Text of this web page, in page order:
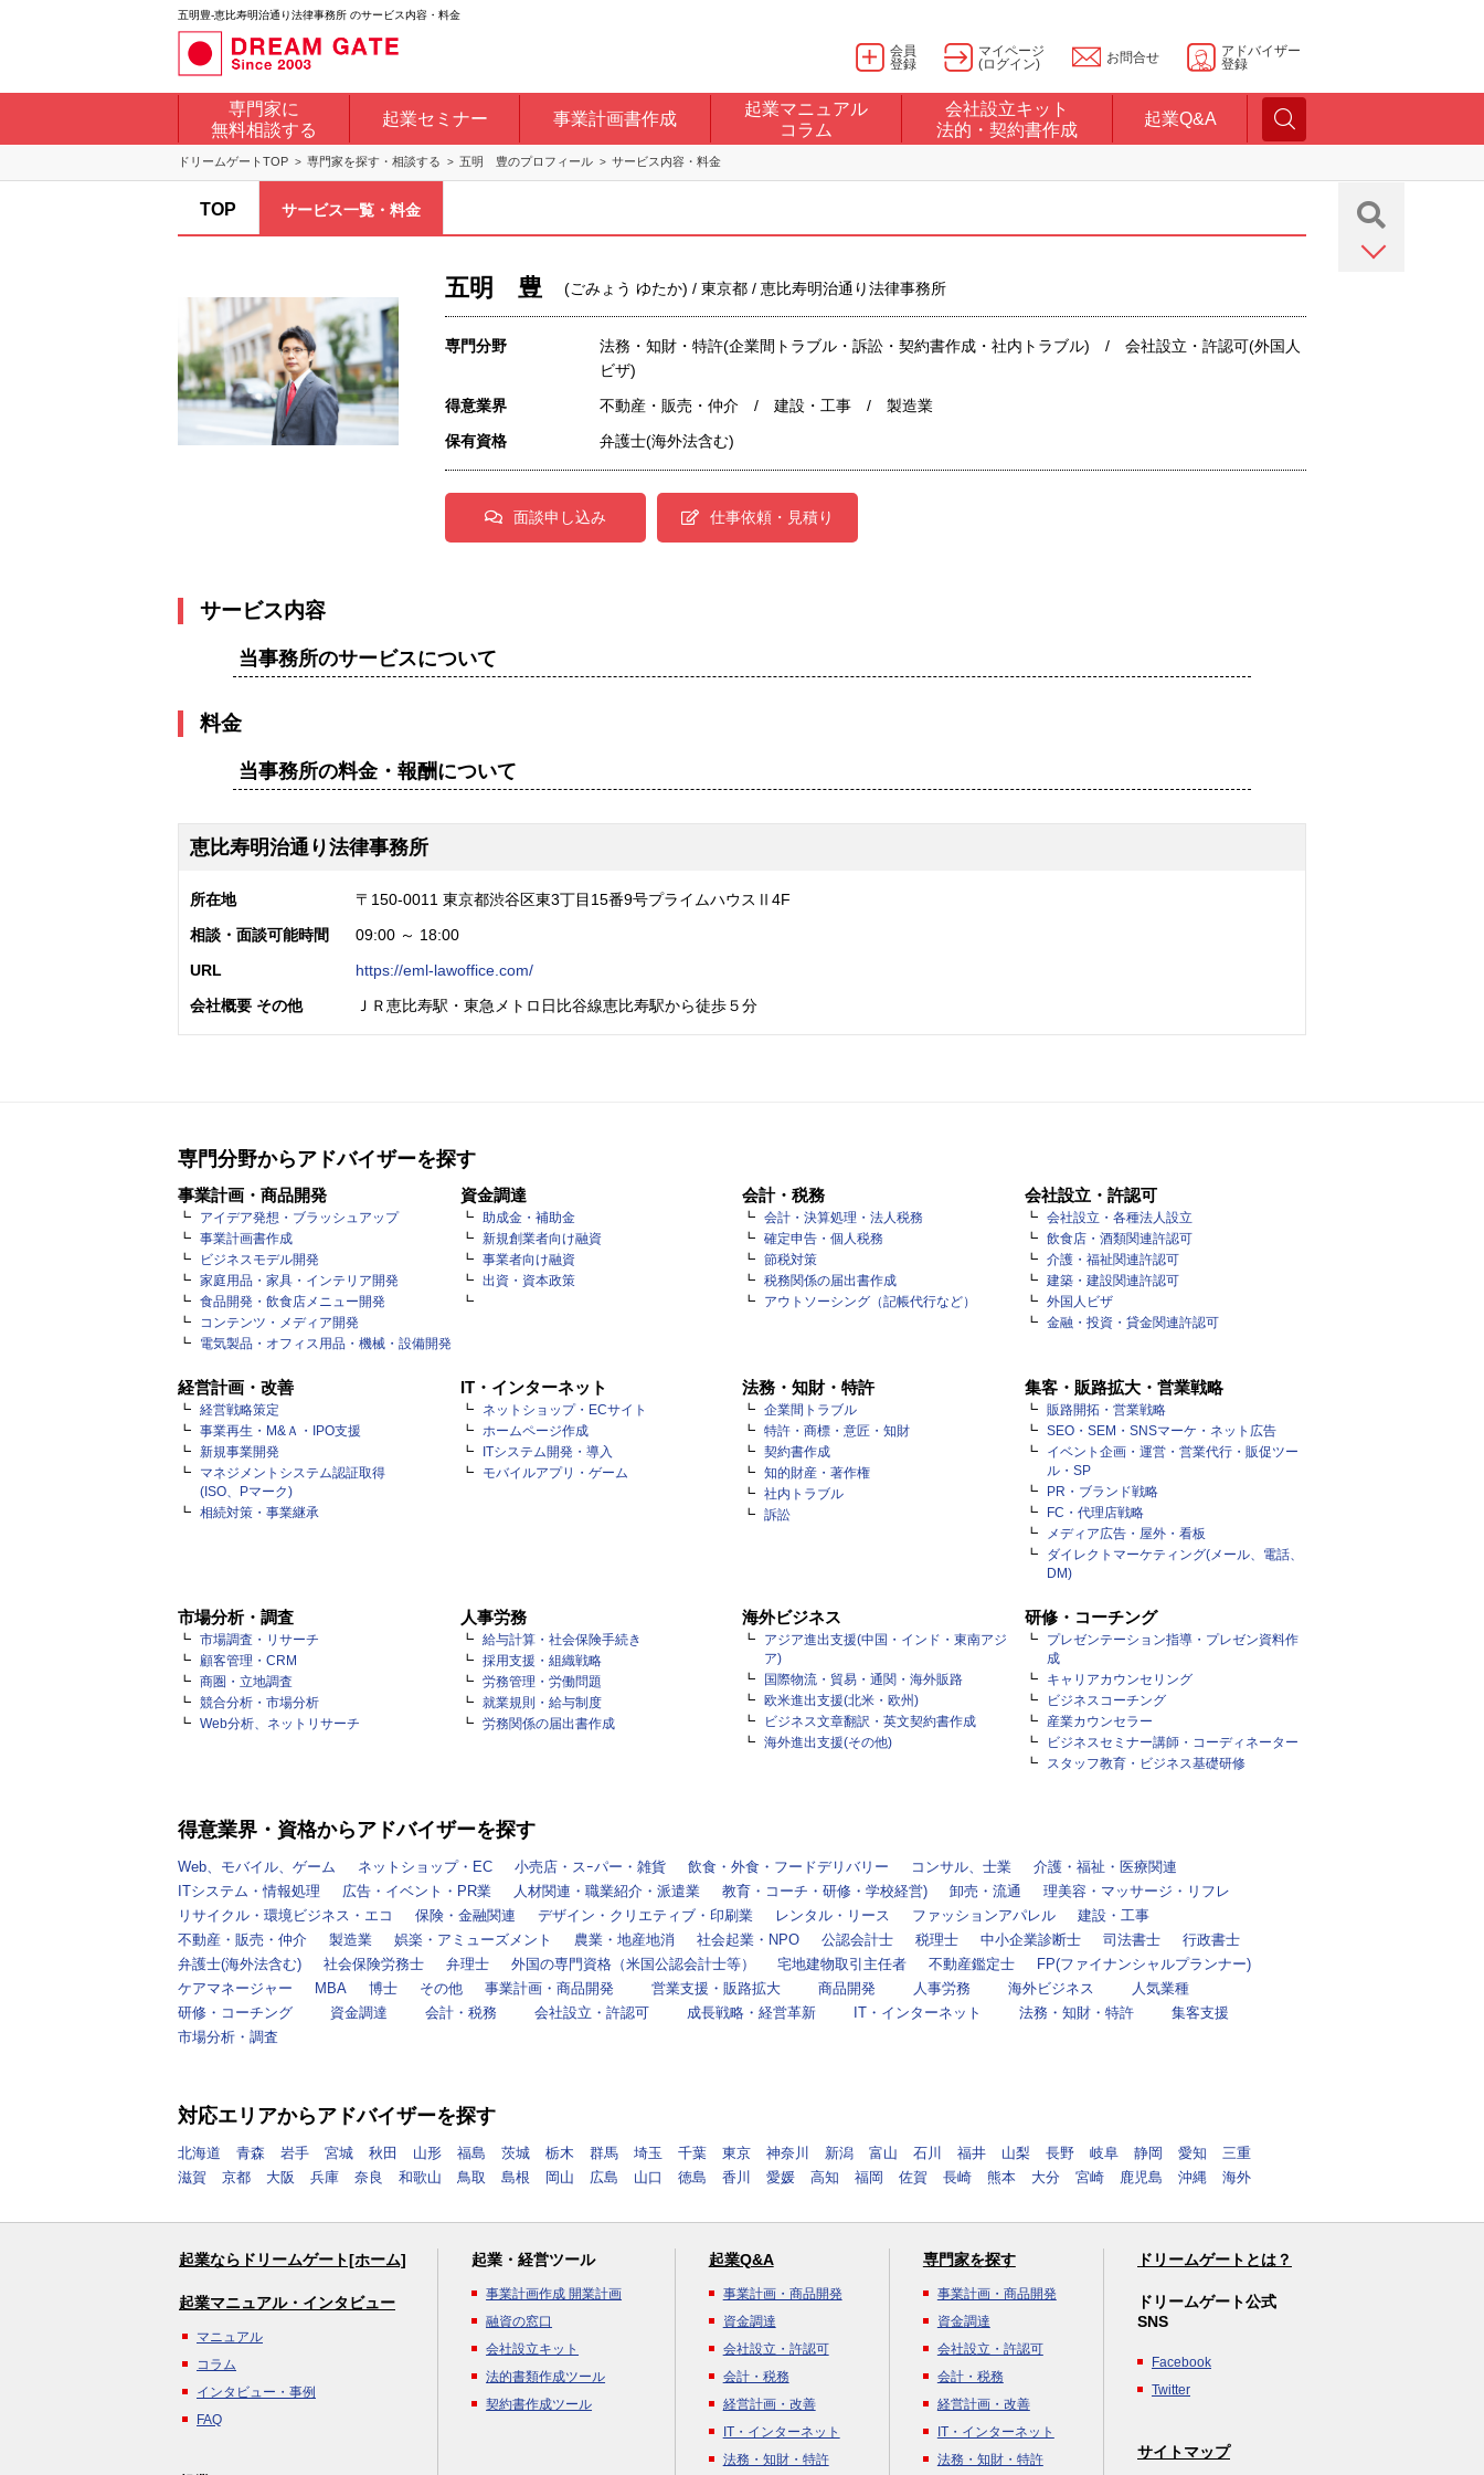
五明豊-恵比寿明治通り法律事務所 のサービス内容・料金
会員
登録
マイページ
(ログイン)
お問合せ
アドバイザー
登録
専門家に
無料相談する
起業セミナー 事業計画書作成
起業マニュアル
コラム
会社設立キット
法的・契約書作成
起業Q&A
ドリームゲートTOP 専門家を探す・相談する 五明 豊のプロフィール サービス内容・料金
TOP サービス一覧・料金
五明 豊 (ごみょう ゆたか) / 東京都 / 恵比寿明治通り法律事務所
専門分野
法務・知財・特許(企業間トラブル・訴訟・契約書作成・社内トラブル) / 会社設立・許認可(外国人
ビザ)
得意業界
不動産・販売・仲介 / 建設・工事 / 製造業
保有資格
弁護士(海外法含む)
面談申し込み 仕事依頼・見積り
サービス内容
当事務所のサービスについて
料金
当事務所の料金・報酬について
恵比寿明治通り法律事務所
所在地
〒150-0011 東京都渋谷区東3丁目15番9号プライムハウスⅡ4F
相談・面談可能時間
09:00 ～ 18:00
URL
https://eml-lawoffice.com/
会社概要 その他
ＪＲ恵比寿駅・東急メトロ日比谷線恵比寿駅から徒歩５分
専門分野からアドバイザーを探す
事業計画・商品開発
アイデア発想・ブラッシュアップ
事業計画書作成
ビジネスモデル開発
家庭用品・家具・インテリア開発
食品開発・飲食店メニュー開発
コンテンツ・メディア開発
電気製品・オフィス用品・機械・設備開発
資金調達
助成金・補助金
新規創業者向け融資
事業者向け融資
出資・資本政策
会計・税務
会計・決算処理・法人税務
確定申告・個人税務
節税対策
税務関係の届出書作成
アウトソーシング（記帳代行など）
会社設立・許認可
会社設立・各種法人設立
飲食店・酒類関連許認可
介護・福祉関連許認可
建築・建設関連許認可
外国人ビザ
金融・投資・貸金関連許認可
経営計画・改善
経営戦略策定
事業再生・M&Ａ・IPO支援
新規事業開発
マネジメントシステム認証取得
(ISO、Pマーク)
相続対策・事業継承
IT・インターネット
ネットショップ・ECサイト
ホームページ作成
ITシステム開発・導入
モバイルアプリ・ゲーム
法務・知財・特許
企業間トラブル
特許・商標・意匠・知財
契約書作成
知的財産・著作権
社内トラブル
訴訟
集客・販路拡大・営業戦略
販路開拓・営業戦略
SEO・SEM・SNSマーケ・ネット広告
イベント企画・運営・営業代行・販促ツー
ル・SP
PR・ブランド戦略
FC・代理店戦略
メディア広告・屋外・看板
ダイレクトマーケティング(メール、電話、
DM)
市場分析・調査
市場調査・リサーチ
顧客管理・CRM
商圏・立地調査
競合分析・市場分析
Web分析、ネットリサーチ
人事労務
給与計算・社会保険手続き
採用支援・組織戦略
労務管理・労働問題
就業規則・給与制度
労務関係の届出書作成
海外ビジネス
アジア進出支援(中国・インド・東南アジ
ア)
国際物流・貿易・通関・海外販路
欧米進出支援(北米・欧州)
ビジネス文章翻訳・英文契約書作成
海外進出支援(その他)
研修・コーチング
プレゼンテーション指導・プレゼン資料作
成
キャリアカウンセリング
ビジネスコーチング
産業カウンセラー
ビジネスセミナー講師・コーディネーター
スタッフ教育・ビジネス基礎研修
得意業界・資格からアドバイザーを探す
Web、モバイル、ゲーム ネットショップ・EC 小売店・スｰパー・雑貨 飲食・外食・フードデリバリー コンサル、士業
介護・福祉・医療関連
ITシステム・情報処理
広告・イベント・PR業 人材関連・職業紹介・派遣業 教育・コーチ・研修・学校経営) 卸売・流通
理美容・マッサージ・リフレ
リサイクル・環境ビジネス・エコ
保険・金融関連 デザイン・クリエティブ・印刷業 レンタル・リース ファッションアパレル
建設・工事
不動産・販売・仲介
製造業 娯楽・アミューズメント 農業・地産地消 社会起業・NPO 公認会計士 税理士 中小企業診断士 司法書士
行政書士
弁護士(海外法含む)
社会保険労務士 弁理士 外国の専門資格（米国公認会計士等） 宅地建物取引主任者 不動産鑑定士
FP(ファイナンシャルプランナー)
ケアマネージャー
MBA 博士 その他 事業計画・商品開発 営業支援・販路拡大 商品開発 人事労務 海外ビジネス
人気業種
研修・コーチング
資金調達 会計・税務 会社設立・許認可 成長戦略・経営革新 IT・インターネット 法務・知財・特許
集客支援
市場分析・調査
対応エリアからアドバイザーを探す
北海道 青森 岩手 宮城 秋田 山形 福島 茨城 栃木 群馬 埼玉 千葉 東京 神奈川 新潟 富山 石川 福井 山梨 長野 岐阜 静岡 愛知
三重
滋賀
京都 大阪 兵庫 奈良 和歌山 鳥取 島根 岡山 広島 山口 徳島 香川 愛媛 高知 福岡 佐賀 長崎 熊本 大分 宮崎 鹿児島 沖縄 海外
起業ならドリームゲート[ホーム]
起業マニュアル・インタビュー
マニュアル
コラム
インタビュー・事例
FAQ
起業・経営ツール
事業計画作成 開業計画
融資の窓口
会社設立キット
法的書類作成ツール
契約書作成ツール
起業Q&A
事業計画・商品開発
資金調達
会社設立・許認可
会計・税務
経営計画・改善
IT・インターネット
法務・知財・特許
専門家を探す
事業計画・商品開発
資金調達
会社設立・許認可
会計・税務
経営計画・改善
IT・インターネット
法務・知財・特許
ドリームゲートとは？
ドリームゲート公式
SNS
Facebook
Twitter
サイトマップ